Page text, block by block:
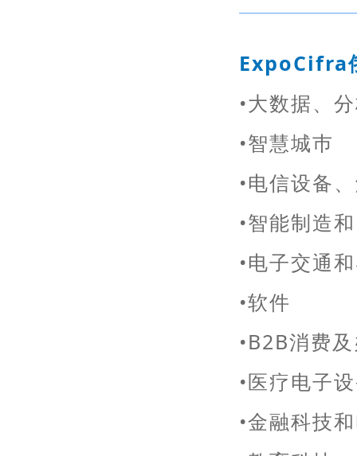
ExpoCifra
•大数据、
•智慧城巿
•电信设备
•智能制造
•电子交通
•软件
•B2B消费
•医疗电子
•金融科技